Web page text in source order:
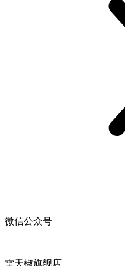
微信公众号
雷天椒旗舰店